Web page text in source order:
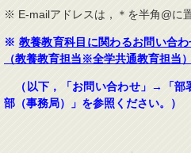
※ E-mailアドレスは，＊を半角@に
※ 教養教育科目に関わるお問い合
（教養教育担当※全学共通教育担当
（以下，「お問い合わせ」→「
部（事務局）」を参照ください。）